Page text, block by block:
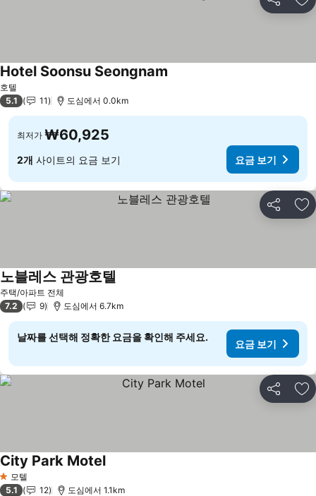
공유 즐
호텔
Hotel Soonsu Seongnam
5.1 11 도심에서 0.0km
최저가 ₩60,925
2개 사이트의 요금 보기 요금 보기
공유 즐
주택/아파트 전체
노블레스 관광호텔
7.2 9 도심에서 6.7km
날짜를 선택해 정확한 요금을 확인해 주세요.
요금 보기
공유 즐
1 성급
모텔
City Park Motel요금 보기
5.1 12 도심에서 1.1km